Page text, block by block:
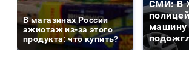
В магазинах России
ажиотаж из-за этого
продукта: что купить?
СМИ: В
машину